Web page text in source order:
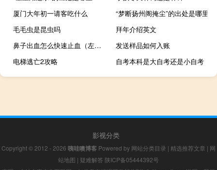
厦门大年初一请客吃什么
“梦断扬州阁掩尘”的出处是哪里
毛毛虫是昆虫吗
拜年介绍英文
鼻子出血怎么快速止血（左鼻子出血会是癌症）
发送样品如何入账
电梯逃亡2攻略
自考本科是大自考还是小自考
影视分类
Copyright © 2012 - 2026 咦哇噢博客 Powered by 网站分类目录 | 精选推荐文章 | 网
站地图 | 疑难解答 陕ICP备05444392号